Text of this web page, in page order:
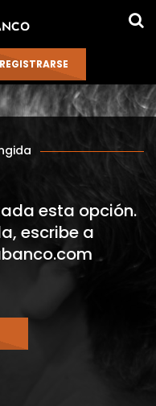
esta opción.
escribe a